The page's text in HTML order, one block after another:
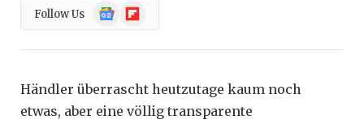
Follow Us
Google
News
Flipboard
Händler überrascht heutzutage kaum noch
etwas, aber eine völlig transparente